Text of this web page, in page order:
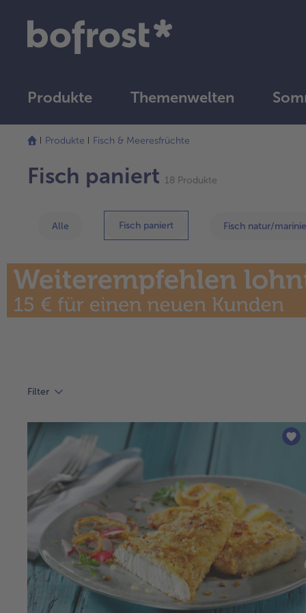
Produkte Themenwelten
Produkte
Fisch & Meeresfrüchte
Fisch paniert 18 Produkte
Alle Fisch paniert Fisch natur/
Filter
Die
Liste
erfolgreich
aktualisiert